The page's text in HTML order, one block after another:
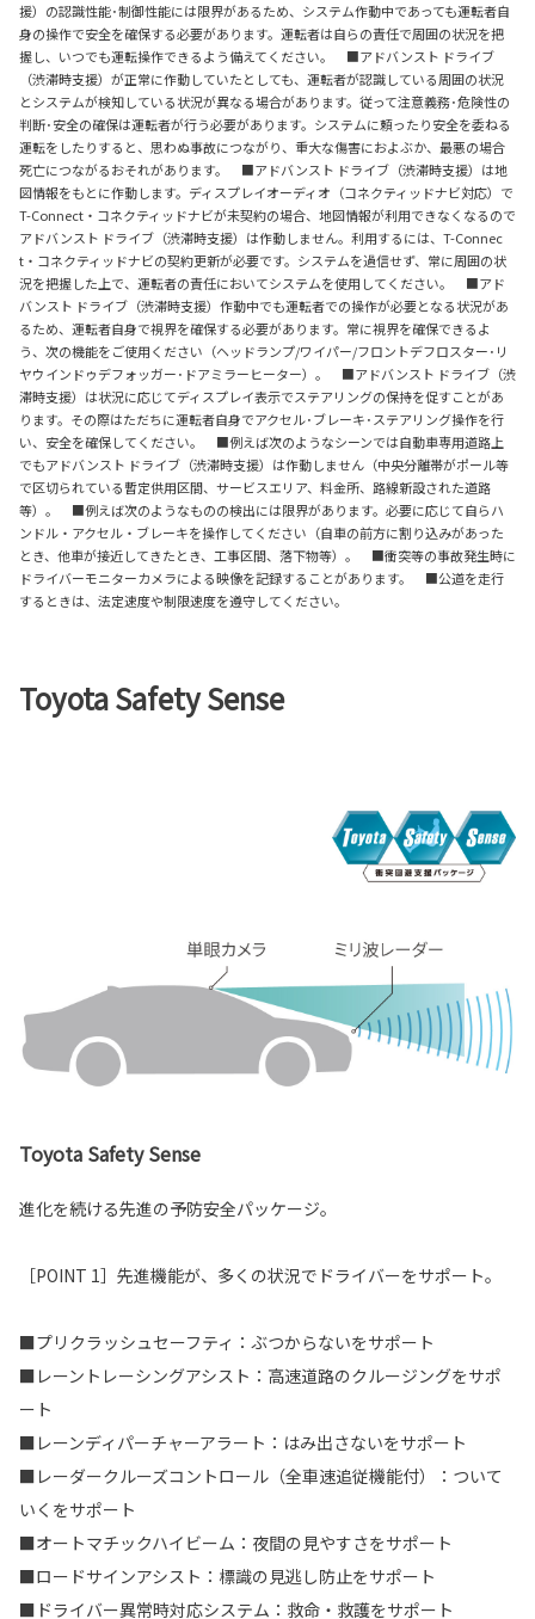
援）の認識性能･制御性能には限界があるため、システム作動中であっても運転者自
身の操作で安全を確保する必要があります。運転者は自らの責任で周囲の状況を把
握し、いつでも運転操作できるよう備えてください。 ■アドバンスト ドライブ
（渋滞時支援）が正常に作動していたとしても、運転者が認識している周囲の状況
とシステムが検知している状況が異なる場合があります。従って注意義務･危険性の
判断･安全の確保は運転者が行う必要があります。システムに頼ったり安全を委ねる
運転をしたりすると、思わぬ事故につながり、重大な傷害におよぶか、最悪の場合
死亡につながるおそれがあります。 ■アドバンスト ドライブ（渋滞時支援）は地
図情報をもとに作動します。ディスプレイオーディオ（コネクティッドナビ対応）で
T-Connect・コネクティッドナビが未契約の場合、地図情報が利用できなくなるので
アドバンスト ドライブ（渋滞時支援）は作動しません。利用するには、T-Connec
t・コネクティッドナビの契約更新が必要です。システムを過信せず、常に周囲の状
況を把握した上で、運転者の責任においてシステムを使用してください。 ■アド
バンスト ドライブ（渋滞時支援）作動中でも運転者での操作が必要となる状況があ
るため、運転者自身で視界を確保する必要があります。常に視界を確保できるよ
う、次の機能をご使用ください（ヘッドランプ/ワイパー/フロントデフロスター･リ
ヤウインドゥデフォッガー･ドアミラーヒーター）。 ■アドバンスト ドライブ（渋
滞時支援）は状況に応じてディスプレイ表示でステアリングの保持を促すことがあ
ります。その際はただちに運転者自身でアクセル･ブレーキ･ステアリング操作を行
い、安全を確保してください。 ■例えば次のようなシーンでは自動車専用道路上
でもアドバンスト ドライブ（渋滞時支援）は作動しません（中央分離帯がポール等
で区切られている暫定供用区間、サービスエリア、料金所、路線新設された道路
等）。 ■例えば次のようなものの検出には限界があります。必要に応じて自らハ
ンドル・アクセル・ブレーキを操作してください（自車の前方に割り込みがあった
とき、他車が接近してきたとき、工事区間、落下物等）。 ■衝突等の事故発生時に
ドライバーモニターカメラによる映像を記録することがあります。 ■公道を走行
するときは、法定速度や制限速度を遵守してください。
Toyota Safety Sense
Toyota Safety Sense
進化を続ける先進の予防安全パッケージ。
［POINT 1］先進機能が、多くの状況でドライバーをサポート。
■プリクラッシュセーフティ：ぶつからないをサポート
■レーントレーシングアシスト：高速道路のクルージングをサポ
ート
■レーンディパーチャーアラート：はみ出さないをサポート
■レーダークルーズコントロール（全車速追従機能付）：ついて
いくをサポート
■オートマチックハイビーム：夜間の見やすさをサポート
■ロードサインアシスト：標識の見逃し防止をサポート
■ドライバー異常時対応システム：救命・救護をサポート